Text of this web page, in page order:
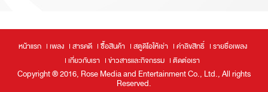
หน้าแรก เพลง สารคดี ซื้อสินค้า สตูดิโอให้เช่า ค่าลิขสิทธิ์
รายชื่อเพลง
เกี่ยวกับเรา
ข่าวสารและกิจกรรม ติดต่อเรา
Copyright ® 2016, Rose Media and Entertainment Co., Ltd., All rights
Reserved.